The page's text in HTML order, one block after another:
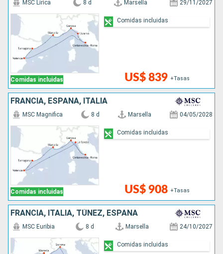
Comidas incluidas
MSC Lirica 8 d Marsella 29/11/2027
US$ 839 +Tasas
Comidas incluidas
FRANCIA, ESPAÑA, ITALIA
Comidas incluidas
MSC Magnifica 8 d Marsella 04/05/2028
US$ 908 +Tasas
Comidas incluidas
FRANCIA, ITALIA, TÚNEZ, ESPAÑA
MSC Euribia 8 d Marsella 24/10/2027
Comidas incluidas